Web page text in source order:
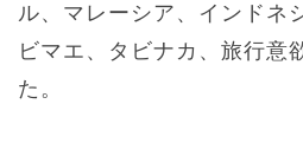
ル、マレーシア、インドネ
ビマエ、タビナカ、旅行意
た。